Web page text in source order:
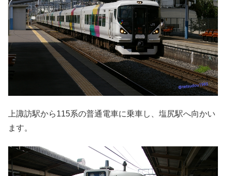
上諏訪駅から115系の普通電車に乗車し、塩尻駅へ向かい
ます。